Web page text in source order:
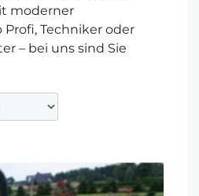
moderner
Techniker oder
– bei uns sind Sie